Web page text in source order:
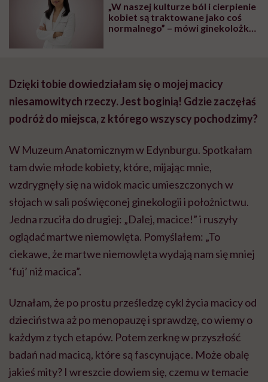
„W naszej kulturze ból i cierpienie
kobiet są traktowane jako coś
normalnego” – mówi ginekolożka
Dzięki tobie dowiedziałam się o mojej macicy
niesamowitych rzeczy. Jest boginią! Gdzie zaczęłaś
podróż do miejsca, z którego wszyscy pochodzimy?
W Muzeum Anatomicznym w Edynburgu. Spotkałam
tam dwie młode kobiety, które, mijając mnie,
wzdrygnęły się na widok macic umieszczonych w
słojach w sali poświęconej ginekologii i położnictwu.
Jedna rzuciła do drugiej: „Dalej, macice!” i ruszyły
oglądać martwe niemowlęta. Pomyślałem: „To
ciekawe, że martwe niemowlęta wydają nam się mniej
‘fuj’ niż macica”.
Uznałam, że po prostu prześledzę cykl życia macicy od
dzieciństwa aż po menopauzę i sprawdzę, co wiemy o
każdym z tych etapów. Potem zerknę w przyszłość
badań nad macicą, które są fascynujące. Może obalę
jakieś mity? I wreszcie dowiem się, czemu w temacie